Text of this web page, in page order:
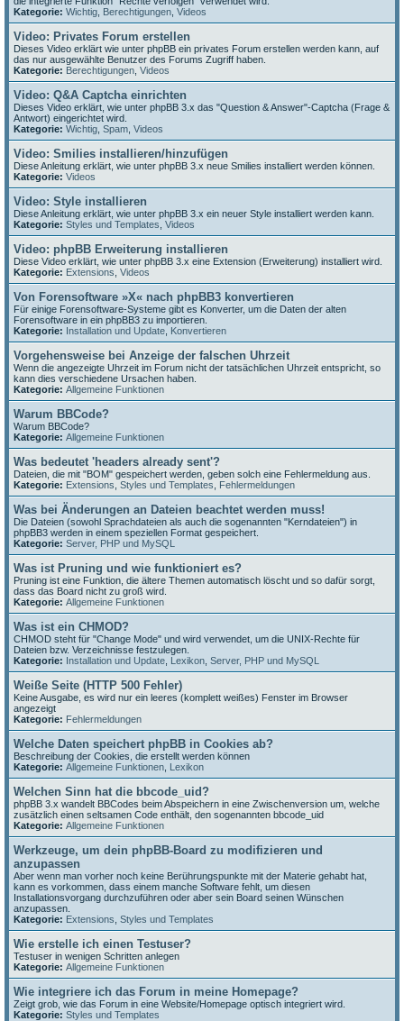
Kategorie: Wichtig Berechtigungen Videos
Video: Privates Forum erstellen
Dieses Video erklärt wie unter phpBB ein privates Forum erstellen werden kann, auf
das nur ausgewählte Benutzer des Forums Zugriff haben.
Kategorie: Berechtigungen Videos
Video: Q&A Captcha einrichten
Dieses Video erklärt, wie unter phpBB 3.x das "Question & Answer"-Captcha (Frage &
Antwort) eingerichtet wird.
Kategorie: Wichtig Spam Videos
Video: Smilies installieren/hinzufügen
Diese Anleitung erklärt, wie unter phpBB 3.x neue Smilies installiert werden können.
Kategorie: Videos
Video: Style installieren
Diese Anleitung erklärt, wie unter phpBB 3.x ein neuer Style installiert werden kann.
Kategorie: Styles und Templates Videos
Video: phpBB Erweiterung installieren
Diese Video erklärt, wie unter phpBB 3.x eine Extension (Erweiterung) installiert wird.
Kategorie: Extensions Videos
Von Forensoftware »X« nach phpBB3 konvertieren
Für einige Forensoftware-Systeme gibt es Konverter, um die Daten der alten
Forensoftware in ein phpBB3 zu importieren.
Kategorie: Installation und Update Konvertieren
Vorgehensweise bei Anzeige der falschen Uhrzeit
Wenn die angezeigte Uhrzeit im Forum nicht der tatsächlichen Uhrzeit entspricht, so
kann dies verschiedene Ursachen haben.
Kategorie: Allgemeine Funktionen
Warum BBCode?
Warum BBCode?
Kategorie: Allgemeine Funktionen
Was bedeutet 'headers already sent'?
Dateien, die mit "BOM" gespeichert werden, geben solch eine Fehlermeldung aus.
Kategorie: Extensions Styles und Templates Fehlermeldungen
Was bei Änderungen an Dateien beachtet werden muss!
Die Dateien (sowohl Sprachdateien als auch die sogenannten "Kerndateien") in
phpBB3 werden in einem speziellen Format gespeichert.
Kategorie: Server, PHP und MySQL
Was ist Pruning und wie funktioniert es?
Pruning ist eine Funktion, die ältere Themen automatisch löscht und so dafür sorgt,
dass das Board nicht zu groß wird.
Kategorie: Allgemeine Funktionen
Was ist ein CHMOD?
CHMOD steht für "Change Mode" und wird verwendet, um die UNIX-Rechte für
Dateien bzw. Verzeichnisse festzulegen.
Kategorie: Installation und Update Lexikon Server, PHP und MySQL
Weiße Seite (HTTP 500 Fehler)
Keine Ausgabe, es wird nur ein leeres (komplett weißes) Fenster im Browser
angezeigt
Kategorie: Fehlermeldungen
Welche Daten speichert phpBB in Cookies ab?
Beschreibung der Cookies, die erstellt werden können
Kategorie: Allgemeine Funktionen Lexikon
Welchen Sinn hat die bbcode_uid?
phpBB 3.x wandelt BBCodes beim Abspeichern in eine Zwischenversion um, welche
zusätzlich einen seltsamen Code enthält, den sogenannten bbcode_uid
Kategorie: Allgemeine Funktionen
Werkzeuge, um dein phpBB-Board zu modifizieren und
anzupassen
Aber wenn man vorher noch keine Berührungspunkte mit der Materie gehabt hat,
kann es vorkommen, dass einem manche Software fehlt, um diesen
Installationsvorgang durchzuführen oder aber sein Board seinen Wünschen
anzupassen.
Kategorie: Extensions Styles und Templates
Wie erstelle ich einen Testuser?
Testuser in wenigen Schritten anlegen
Kategorie: Allgemeine Funktionen
Wie integriere ich das Forum in meine Homepage?
Zeigt grob, wie das Forum in eine Website/Homepage optisch integriert wird.
Kategorie: Styles und Templates